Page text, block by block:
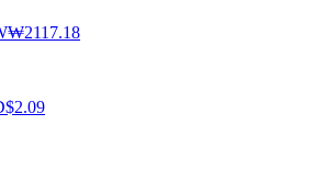
₩2117.18
$2.09